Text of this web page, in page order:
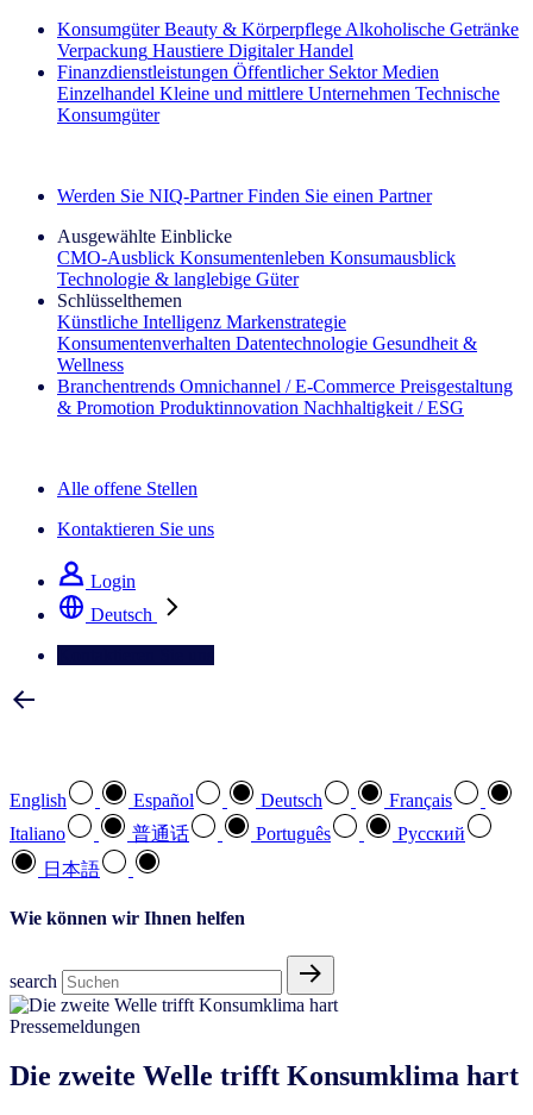
Konsumgüter Beauty & Körperpflege Alkoholische Getränke
Verpackung Haustiere Digitaler Handel
Finanzdienstleistungen Öffentlicher Sektor Medien
Einzelhandel Kleine und mittlere Unternehmen Technische
Konsumgüter
Werden Sie NIQ-Partner Finden Sie einen Partner
Ausgewählte Einblicke
CMO‑Ausblick Konsumentenleben Konsumausblick
Technologie & langlebige Güter
Schlüsselthemen
Künstliche Intelligenz Markenstrategie
Konsumentenverhalten Datentechnologie Gesundheit &
Wellness
Branchentrends Omnichannel / E‑Commerce Preisgestaltung
& Promotion Produktinnovation Nachhaltigkeit / ESG
Alle offene Stellen
Kontaktieren Sie uns
Login
Deutsch
English Español Deutsch
Français
Italiano
普通话 Português
Pусский
日本語
Wie können wir Ihnen helfen
search
Pressemeldungen
Die zweite Welle trifft Konsumklima hart